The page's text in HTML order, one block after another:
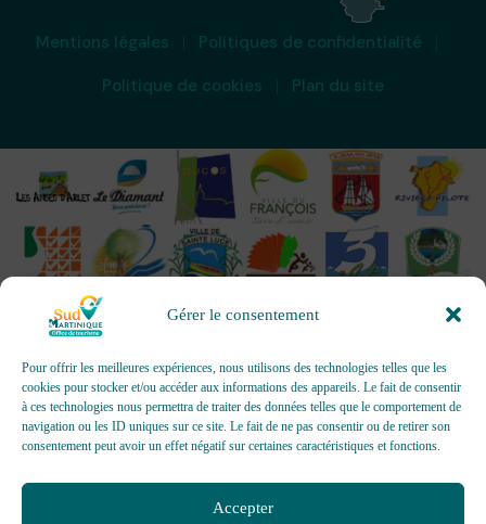
Gérer le consentement
Pour offrir les meilleures expériences, nous utilisons des technologies telles que les
cookies pour stocker et/ou accéder aux informations des appareils. Le fait de consentir
à ces technologies nous permettra de traiter des données telles que le comportement de
navigation ou les ID uniques sur ce site. Le fait de ne pas consentir ou de retirer son
consentement peut avoir un effet négatif sur certaines caractéristiques et fonctions.
Accepter
Mentions légales
Politiques de confidentialité
Politique de cookies
Plan du site
OFFICES DE TOURISME - Pour les activités d’accueil,
d’information, de promotion/communication, de création et gestion
d’événements